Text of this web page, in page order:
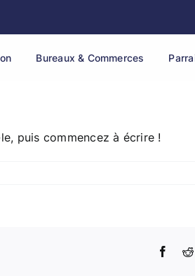
Bureaux & Commerces
puis commencez à écrire !